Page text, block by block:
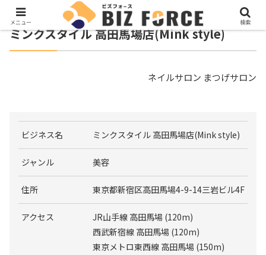
ミンクスタイル 高田馬場店(Mink style)
ネイルサロン まつげサロン
ビジネス名 ミンクスタイル 高田馬場店(Mink style)
ジャンル 美容
住所 東京都新宿区高田馬場4-9-14三岩ビル4F
アクセス
JR山手線 高田馬場 (120m)
西武新宿線 高田馬場 (120m)
東京メトロ東西線 高田馬場 (150m)
メニュー 検索